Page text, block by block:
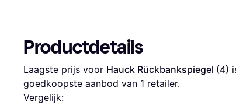
Productdetails
Laagste prijs voor Hauck Rückbankspiegel (4)
goedkoopste aanbod van 1 retailer.
Vergelijk: